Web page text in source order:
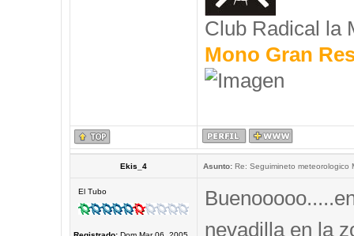
Club Radical la
Mono Gran
Ekis_4 Asunto:Re: Seguimineto meteorologico
El Tubo
nevadilla en la